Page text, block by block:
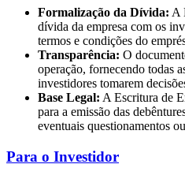
Formalização da Dívida: A
dívida da empresa com os
termos e condições do
Transparência: O
operação, fornecendo todas
investidores tomarem
Base Legal: A Escritura de
para a emissão das
eventuais questionamentos
Para o Investidor